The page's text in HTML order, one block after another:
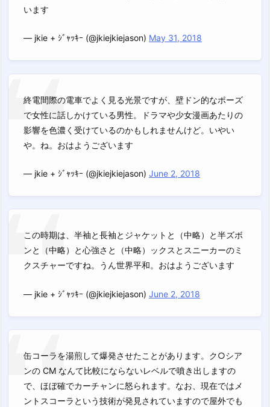
います
— jkie + ｼﾞｬｯｷｰ (@jkiejkiejason) May 31, 2018
終電間際の電車でよく見る光景ですが、壁ドン的なポーズ
で女性に話しかけている男性。ドラマや少女漫画あたりの
影響を色濃く受けているのかもしれませんけど。いやい
や。ね。おはようございます
— jkie + ｼﾞｬｯｷｰ (@jkiejkiejason) June 2, 2018
この時期は、半袖と長袖とジャケットと（中略）と半ズボ
ンと（中略）と心強さと（中略）ックスとスニーカーのミ
クスチャーですね。うん世界平和。おはようございます
— jkie + ｼﾞｬｯｷｰ (@jkiejkiejason) June 2, 2018
缶コーラを湯煎して爆発させたことがあります。ク○シア
ンの CM なんて比較にならないレベルで噴き出しますの
で、ほぼ確でカーチャンに怒られます。なお、現在ではメ
ントスコーラという技術が発見されていますので屋外でも